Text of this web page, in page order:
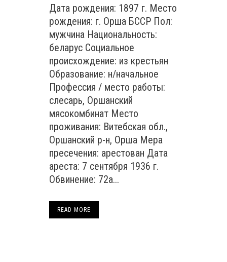
Дата рождения: 1897 г. Место
рождения: г. Орша БССР Пол:
мужчина Национальность:
беларус Социальное
происхождение: из крестьян
Образование: н/начальное
Профессия / место работы:
слесарь, Оршанский
мясокомбинат Место
проживания: Витебская обл.,
Оршанский р-н, Орша Мера
пресечения: арестован Дата
ареста: 7 сентября 1936 г.
Обвинение: 72а...
READ MORE